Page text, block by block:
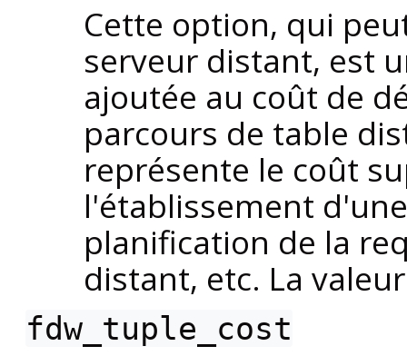
Cette option, qui
serveur distant, est
ajoutée au coût de
parcours de table
représente le coût
l'établissement
planification de la
distant, etc. La
fdw_tuple_cost